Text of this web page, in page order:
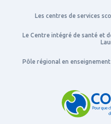
Les centres de services
Le Centre intégré de santé et
Pôle régional en